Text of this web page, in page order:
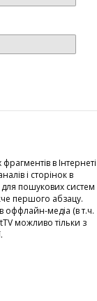
в Інтернеті
і сторінок в
пошукових систем
першого абзацу.
оффлайн-медіа (в т.ч.
можливо тільки з